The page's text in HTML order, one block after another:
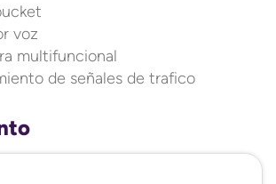
voz
multifuncional
de señales de trafico